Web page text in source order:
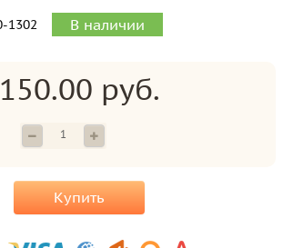
1302 В наличии
150.00 руб.
Купить